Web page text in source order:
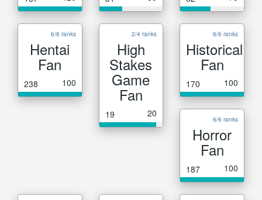
6/6 ranks
Hentai
Fan
238 100
2/4 ranks
High
Stakes
Game
Fan
19 20
6/6 ranks
Historical
Fan
170 100
6/6 ranks
Horror
Fan
187 100